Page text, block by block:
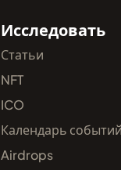
Исследовать
Статьи
NFT
ICO
Календарь событий
Airdrops